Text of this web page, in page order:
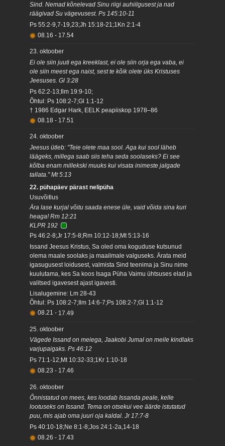
Sind. Nemad kõnelevad Sinu riigi auhiilgusest ja nad
räägivad Su vägevusest. Ps 145:10-11
Ps 55:2-9,7-19,23;Jh 15:18-21;1Kn 2:1-4
08.16 - 17.54
23. oktoober
Ei ole siin juuti ega kreeklast, ei ole siin orja ega vaba, ei
ole siin meest ega naist, sest te kõik olete üks Kristuses
Jeesuses. Gl 3:28
Ps 62:2-13;Ilm 19:9-10;
Õhtul: Ps 108:2-7;Gl 1:1-12
† 1986 Edgar Hark, EELK peapiiskop 1978–86
08.18 - 17.51
24. oktoober
Jeesus ütleb: "Teie olete maa sool. Aga kui sool läheb
läägeks, millega saab siis teha seda soolaseks? Ei see
kõlba enam millekski muuks kui visata inimeste jalgade
tallata." Mt 5:13
22. pühapäev pärast nelipüha
Usuvõitlus
Ära lase kurjal võitu saada enese üle, vaid võida sina kuri
heaga! Rm 12:21
KLPR 192
Ps 46:2-8;Jr 17:5-8;Rm 10:12-18;Mt 5:13-16
Issand Jeesus Kristus, Sa oled oma koguduse kutsunud
olema maale soolaks ja maailmale valguseks. Ärata meid
igasugusest loidusest, valmista Sind teenima ja Sinu nime
kuulutama, kes Sa koos Isaga Püha Vaimu ühtsuses elad ja
valitsed igavesest ajast igavesti.
Lisalugemine: Lm 28-43
Õhtul: Ps 108:2-7;Ilm 14:6-7;Ps 108:2-7;Gl 1:1-12
08.21 - 17.49
25. oktoober
Vägede Issand on meiega, Jaakobi Jumal on meile kindlaks
varjupaigaks. Ps 46:12
Ps 71:1-12;Mt 10:32-33;1Kr 1:10-18
08.23 - 17.46
26. oktoober
Õnnistatud on mees, kes loodab Issanda peale, kelle
lootuseks on Issand. Tema on otsekui vee äärde istutatud
puu, mis ajab oma juuri oja kaldal. Jr 17:7-8
Ps 40:10-18;Ne 8:1-8;Jos 24:1-2a,14-18
08.26 - 17.43